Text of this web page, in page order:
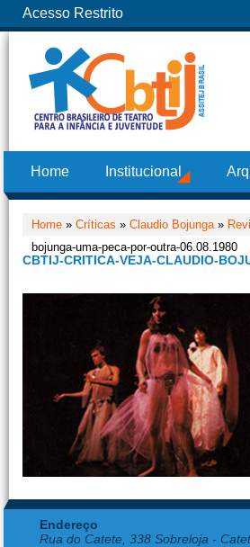
Acesso Restrito
Home Institucional
Home » Críticas » Claudio Bojunga»
bojunga-uma-peca-por-outra-06.08.1980
CBTIJ-CRITICA-VEJA-CLAUDIO-
Endereço
Rua do Catete, 338 Sobreloja -